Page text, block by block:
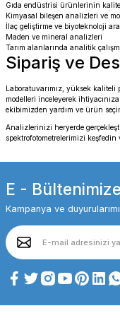
Gıda endüstrisi ürünlerinin
Kimyasal bileşen analizleri ve
İlaç geliştirme ve biyoteknoloji
Maden ve mineral analizleri
Tarım alanlarında analitik
Sipariş ve
Laboratuvarımız, yüksek kaliteli
modelleri inceleyerek
ekibimizden yardım ve ürün
Analizlerinizi heryerde
spektrofotometrelerimizi
E -
Kampanya ve